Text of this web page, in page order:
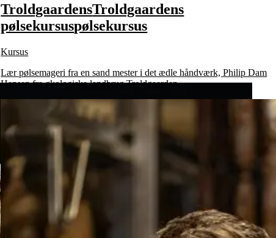
TroldgaardensTroldgaardens
pølsekursuspølsekursus
Kursus
Lær pølsemageri fra en sand mester i det ædle håndværk, Philip Dam
Hansen fra økologiske landbrug Troldgaarden.